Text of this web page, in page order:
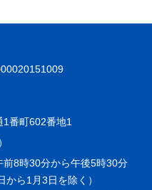
番町602番地1
前8時30分から午後5時30分
から1月3日を除く）